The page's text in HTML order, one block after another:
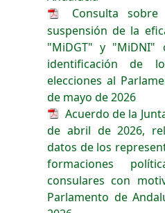
Consulta
suspensión de la
"MiDGT" y "MiDNI"
identificación de
elecciones al
de mayo de 2026
Acuerdo de la
de abril de 2026,
datos de los
formaciones
consulares con
Parlamento de